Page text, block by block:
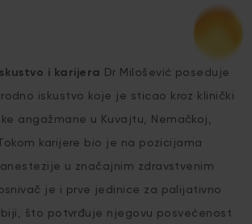
i karijera Dr Milošević poseduje
iskustvo koje je sticao kroz klinički
angažmane u Kuvajtu, Nemačkoj,
karijere bio je na pozicijama
u značajnim zdravstvenim
je i prve jedinice za palijativno
što potvrđuje njegovu posvećenost